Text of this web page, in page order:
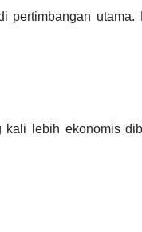
lebih ekonomis